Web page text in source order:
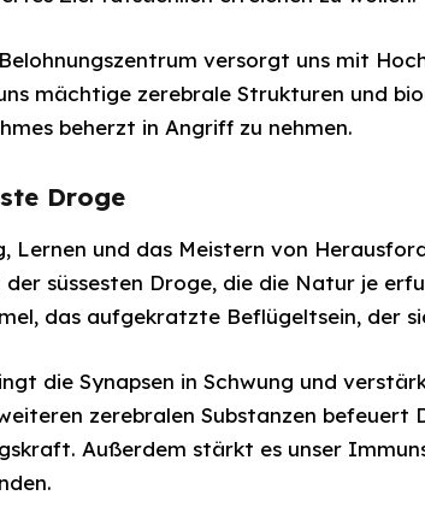
versorgt uns mit
mächtige zerebrale Strukturen und
beherzt in Angriff zu nehmen.
Droge
Lernen und das Meistern von
süssesten Droge, die die Natur je
das aufgekratzte Beflügeltsein, der
die Synapsen in Schwung und
zerebralen Substanzen befeuert
Außerdem stärkt es unser